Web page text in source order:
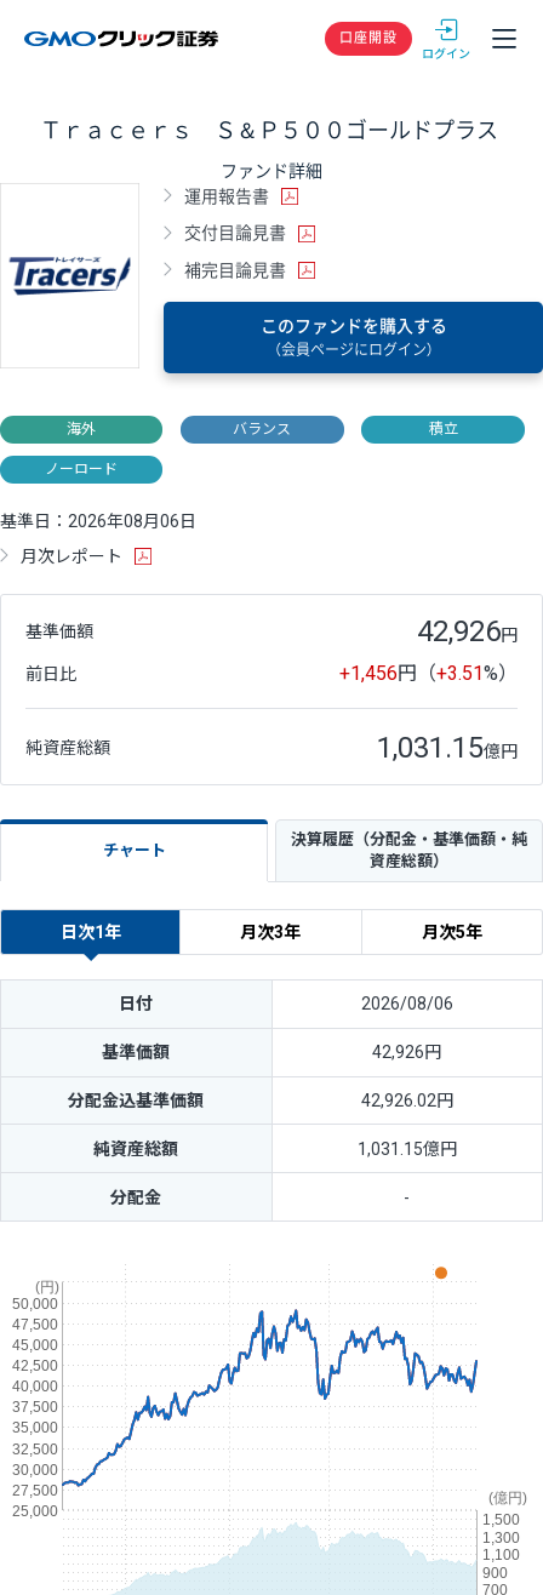
GMOクリック
口座開設
Ｔｒａｃｅｒｓ Ｓ＆Ｐ５００ゴールドプラス
ファンド詳細
運用報告書
交付目論見書
補完目論見書
このファンドを購入する
（会員ページにログイン）